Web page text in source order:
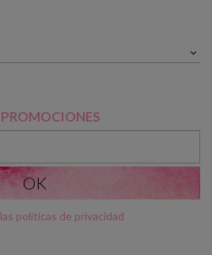

PROMOCIONES
las políticas de privacidad